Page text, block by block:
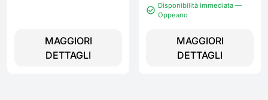
MAGGIORI
DETTAGLI
Disponibilità immediata —
Oppeano
MAGGIORI
DETTAGLI